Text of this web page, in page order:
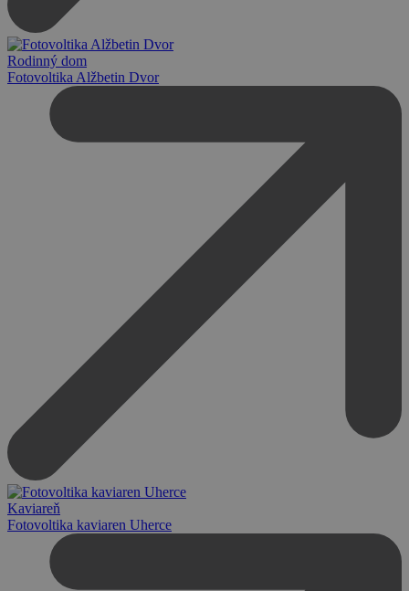
Rodinný dom
Fotovoltika Alžbetin Dvor
Kaviareň
Fotovoltika kaviaren Uherce